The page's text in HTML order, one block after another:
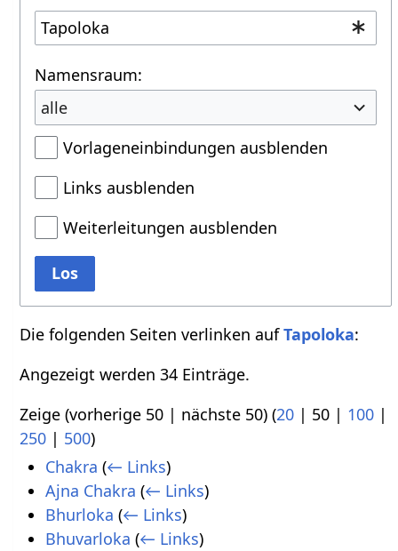
Namensraum:
alle
Vorlageneinbindungen ausblenden
Links ausblenden
Weiterleitungen ausblenden
Los
Die folgenden Seiten verlinken aufTapoloka:
Angezeigt werden 34 Einträge.
Zeige (vorherige 50 | nächste 50) (20 | 50 | 100 |
250 | 500)
Chakra (← Links)
Ajna Chakra (← Links)
Bhurloka (← Links)
Bhuvarloka (← Links)